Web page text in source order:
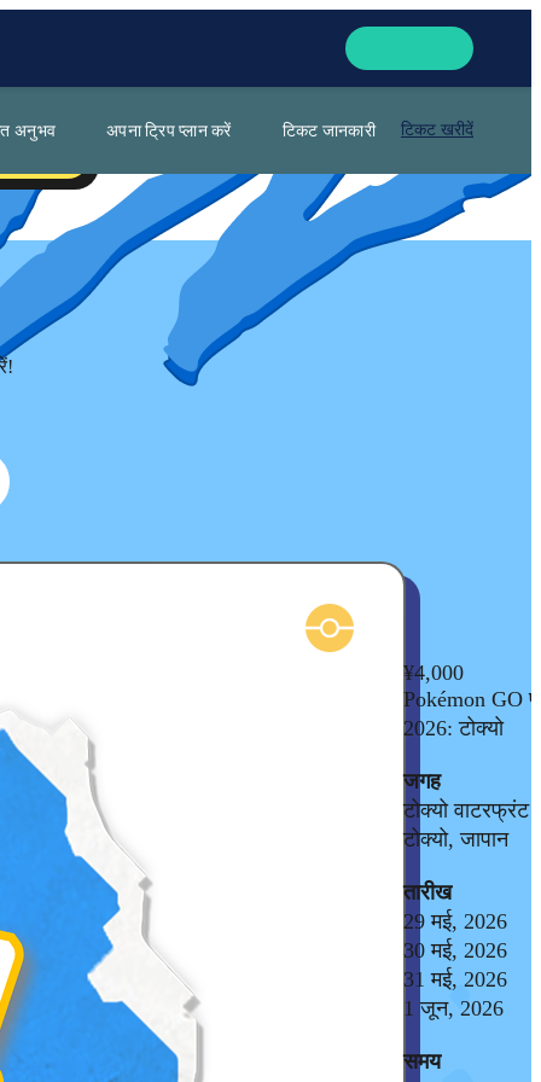
अनुभव अपना ट्रिप प्लान करें टिकट जानकारी टिकट खरीदें
¥4,000
Pokémon GO
2026: टोक्यो
जगह
टोक्यो वाटरफ्रंट
टोक्यो, जापान
तारीख
29 मई, 2026
30 मई, 2026
31 मई, 2026
1 जून, 2026
समय